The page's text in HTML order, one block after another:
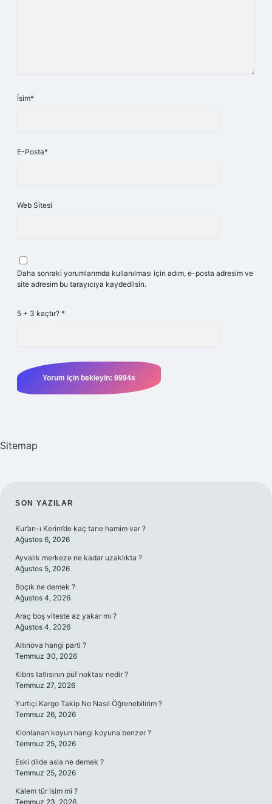
İsim*
E-Posta*
Web Sitesi
Daha sonraki yorumlarımda kullanılması için adım, e-posta adresim ve
site adresim bu tarayıcıya kaydedilsin.
5 + 3 kaçtır? *
Sitemap
SIDEBAR
SON YAZILAR
Kur’an-ı Kerim’de kaç tane hamim var ?
Ağustos 6, 2026
Ayvalık merkeze ne kadar uzaklıkta ?
Ağustos 5, 2026
Boçık ne demek ?
Ağustos 4, 2026
Araç boş viteste az yakar mı ?
Ağustos 4, 2026
Altınova hangi parti ?
Temmuz 30, 2026
Kıbrıs tatlısının püf noktası nedir ?
Temmuz 27, 2026
Yurtiçi Kargo Takip No Nasıl Öğrenebilirim ?
Temmuz 26, 2026
Klonlanan koyun hangi koyuna benzer ?
Temmuz 25, 2026
Eski dilde asla ne demek ?
Temmuz 25, 2026
Kalem tür isim mi ?
Temmuz 23, 2026